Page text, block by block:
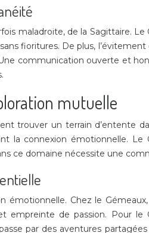
maladroite, de la Sagittaire.
fioritures. De plus,
communication ouverte et
mutuelle
trouver un terrain d’entente
la connexion émotionnelle.
ce domaine nécessite une
Chez le
de passion. Pour
par des aventures